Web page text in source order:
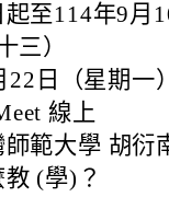
至114年9月
三）
22日（星期一
線上
範大學 胡衍
(學)？